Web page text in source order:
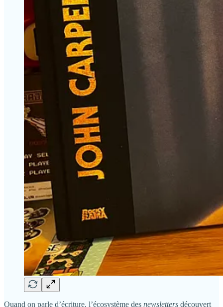
Quand on parle d’écriture, l’écosystème des newsletters découvert